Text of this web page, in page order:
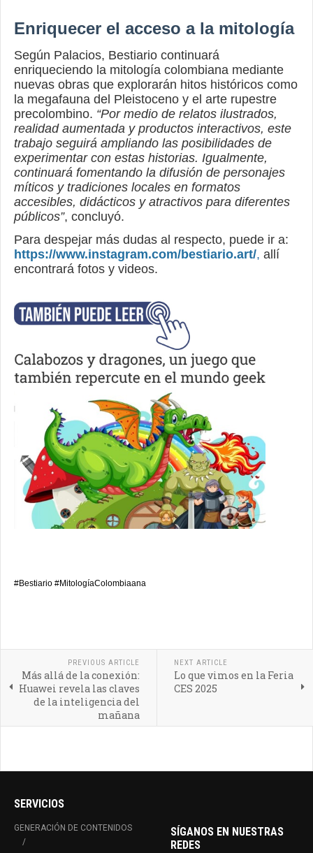
Enriquecer el acceso a la mitología
Según Palacios, Bestiario continuará
enriqueciendo la mitología colombiana mediante
nuevas obras que explorarán hitos históricos como
la megafauna del Pleistoceno y el arte rupestre
precolombino. “Por medio de relatos ilustrados,
realidad aumentada y productos interactivos, este
trabajo seguirá ampliando las posibilidades de
experimentar con estas historias. Igualmente,
continuará fomentando la difusión de personajes
míticos y tradiciones locales en formatos
accesibles, didácticos y atractivos para diferentes
públicos”, concluyó.
Para despejar más dudas al respecto, puede ir a:
https://www.instagram.com/bestiario.art/, allí
encontrará fotos y videos.
#Bestiario #MitologíaColombiaana
PREVIOUS ARTICLE
Más allá de la conexión:
Huawei revela las claves
de la inteligencia del
mañana
NEXT ARTICLE
Lo que vimos en la Feria
CES 2025
SERVICIOS
GENERACIÓN DE CONTENIDOS
SÍGANOS EN NUESTRAS
REDES